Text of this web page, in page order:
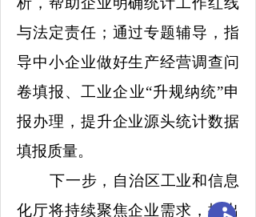
与法定责任；通过专题辅导，指
导中小企业做好生产经营调查问
卷填报、工业企业“升规纳统”申
报办理，提升企业源头统计数据
填报质量。
下一步，自治区工业和信息
化厅将持续聚焦企业需求，推出